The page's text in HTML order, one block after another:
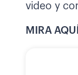
video y
MIRA